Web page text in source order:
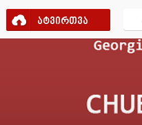
ატვირთვა